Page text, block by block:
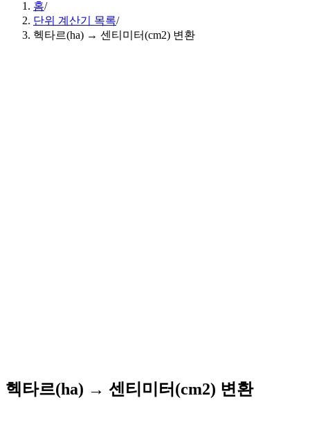
홈/
단위 계산기 목록/
헥타르(ha) → 센티미터(cm2) 변환
헥타르(ha) → 센티미터(cm2) 변환